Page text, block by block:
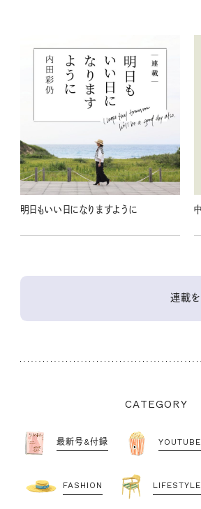
明日もいい日になりますように
連載を
CATEGORY
最新号&付録 YOUTUBE
FASHION LIFESTYLE